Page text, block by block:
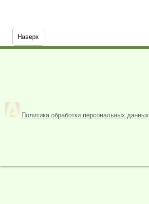
Наверх
Политика обработки персональных данных